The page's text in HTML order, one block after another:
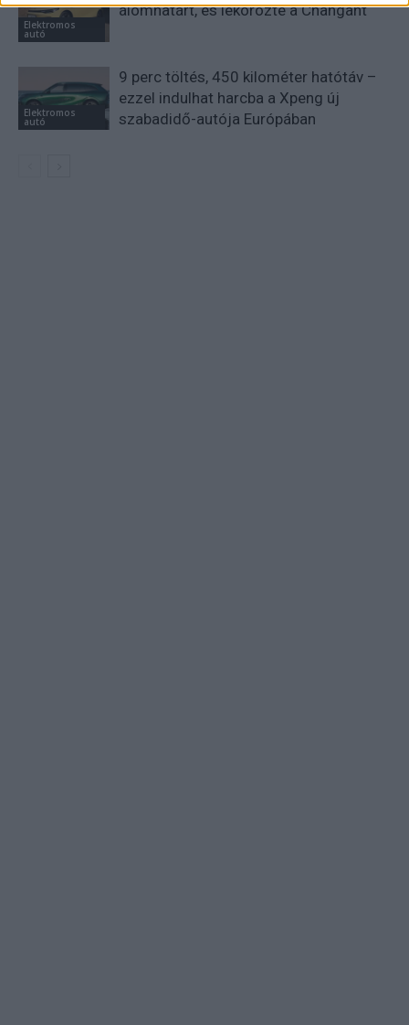
Elektromos
autó
álomhatárt, és lekörözte a Changant
Elektromos
autó
9 perc töltés, 450 kilométer hatótáv –
ezzel indulhat harcba a Xpeng új
szabadidő-autója Európában